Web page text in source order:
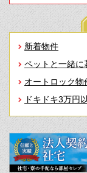
新着物件
ペットと一緒に
オートロック物
ドキドキ3万円